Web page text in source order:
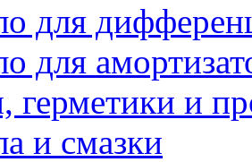
для
для
герметики и
и смазки